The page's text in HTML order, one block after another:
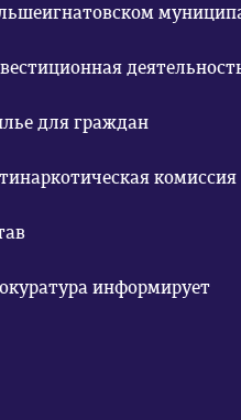
для граждан
комиссия
информирует